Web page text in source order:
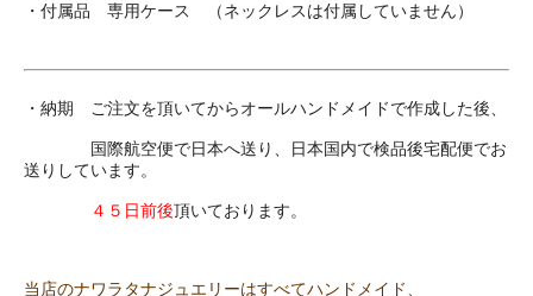
・付属品 専用ケース （ネックレスは付属していません）
・納期 ご注文を頂いてからオールハンドメイドで作成した後、
国際航空便で日本へ送り、日本国内で検品後宅配便でお
送りしています。
４５日前後頂いております。
当店のナワラタナジュエリーはすべてハンドメイド、